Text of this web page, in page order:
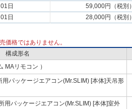
日
59,000円（税別）
日 28,000円（税別）
格ではありません。
構成形名
MAリモコン ）
用パッケージエアコン(Mr.SLIM) [本体]天吊形
用パッケージエアコン(Mr.SLIM) [本体]室外